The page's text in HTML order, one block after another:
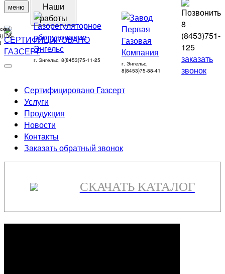
меню
Наши
работы
г. Энгельс, 8(8453)75-11-25
г. Энгельс,
8(8453)75-88-41
8
(8453)751-
125
заказать
звонок
Сертифицировано Газсерт
Услуги
Продукция
Новости
Контакты
Заказать обратный звонок
СКАЧАТЬ КАТАЛОГ